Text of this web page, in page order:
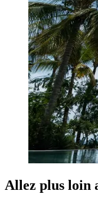
Allez plus loin